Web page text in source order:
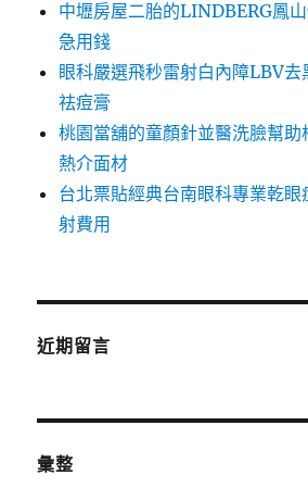
中壢房屋二胎的LINDBERG鳳
急用錢
眼科嚴選飛秒雷射白內障LBV去
祛痘膏
桃園當舖的童顏針並醫洗臉幫
熱介面材
台北票貼經典台南眼科專業乾眼
射費用
近期留言
彙整